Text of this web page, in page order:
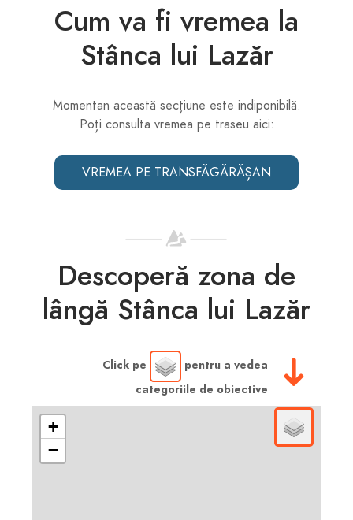
Cum va fi vremea la
Stânca lui Lazăr
Momentan această secțiune este indiponibilă.
Poți consulta vremea pe traseu aici:
VREMEA PE TRANSFĂGĂRĂȘAN
Descoperă zona de
lângă Stânca lui Lazăr
Click pe
pentru a vedea
categoriile de obiective
+
−